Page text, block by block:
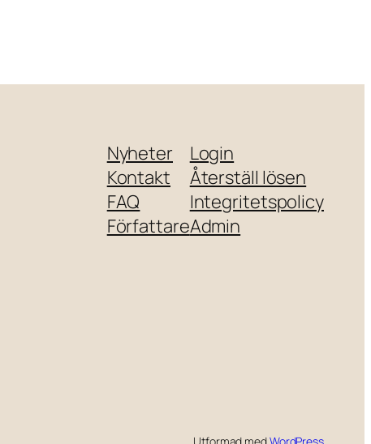
Nyheter
Kontakt
FAQ
Författare
Login
Återställ lösen
Integritetspolicy
Admin